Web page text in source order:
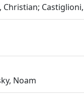
Noam